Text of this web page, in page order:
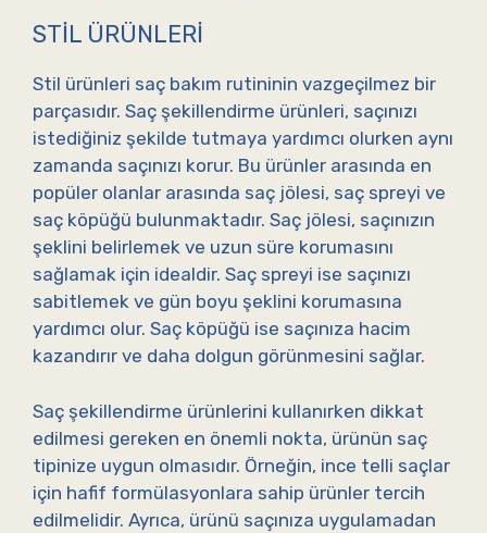
STIL ÜRÜNLERI
Stil ürünleri saç bakım rutininin vazgeçilmez bir
parçasıdır. Saç şekillendirme ürünleri, saçınızı
istediğiniz şekilde tutmaya yardımcı olurken aynı
zamanda saçınızı korur. Bu ürünler arasında en
popüler olanlar arasında saç jölesi, saç spreyi ve
saç köpüğü bulunmaktadır. Saç jölesi, saçınızın
şeklini belirlemek ve uzun süre korumasını
sağlamak için idealdir. Saç spreyi ise saçınızı
sabitlemek ve gün boyu şeklini korumasına
yardımcı olur. Saç köpüğü ise saçınıza hacim
kazandırır ve daha dolgun görünmesini sağlar.
Saç şekillendirme ürünlerini kullanırken dikkat
edilmesi gereken en önemli nokta, ürünün saç
tipinize uygun olmasıdır. Örneğin, ince telli saçlar
için hafif formülasyonlara sahip ürünler tercih
edilmelidir. Ayrıca, ürünü saçınıza uygulamadan